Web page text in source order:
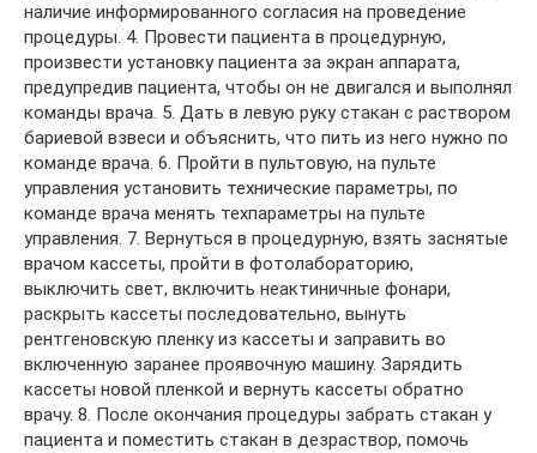
наличие информированного согласия на проведение
процедуры. 4. Провести пациента в процедурную,
произвести установку пациента за экран аппарата,
предупредив пациента, чтобы он не двигался и выполнял
команды врача. 5. Дать в левую руку стакан с раствором
бариевой взвеси и объяснить, что пить из него нужно по
команде врача. 6. Пройти в пультовую, на пульте
управления установить технические параметры, по
команде врача менять техпараметры на пульте
управления. 7. Вернуться в процедурную, взять заснятые
врачом кассеты, пройти в фотолабораторию,
выключить свет, включить неактиничные фонари,
раскрыть кассеты последовательно, вынуть
рентгеновскую пленку из кассеты и заправить во
включенную заранее проявочную машину. Зарядить
кассеты новой пленкой и вернуть кассеты обратно
врачу. 8. После окончания процедуры забрать стакан у
пациента и поместить стакан в дезраствор, помочь